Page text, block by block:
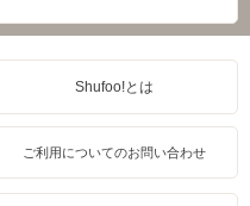
Shufoo!とは
ご利用についてのお問い合わせ